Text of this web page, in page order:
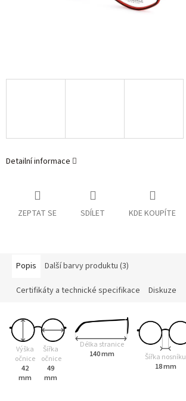
Detailní informace
ZEPTAT SE SDÍLET KDE KOUPÍTE
Popis Další barvy produktu (3)
Certifikáty a technické specifikace Diskuze
Výška
očnice
42
mm
Šířka
očnice
49
mm
Délka stranice
140 mm
Šířka nosníku
18 mm